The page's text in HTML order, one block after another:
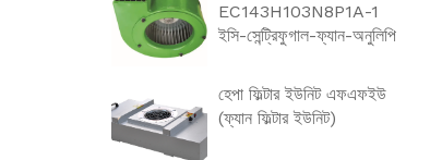
EC143H103N8P1A-1
ইসি-সেন্ট্রিফুগাল-ফ্যান-অনুলিপি
হেপা ফিল্টার ইউনিট এফএফইউ
(ফ্যান ফিল্টার ইউনিট)